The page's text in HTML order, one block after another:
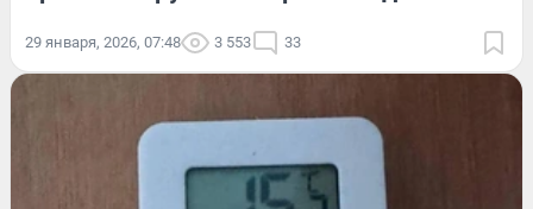
29 января, 2026, 07:48 3 553 33